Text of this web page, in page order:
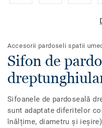
Accesorii pardoseli spatii
Sifon de
Sifoanele de pardoseală
sunt adaptate diferitelor
înălțime, diametru și